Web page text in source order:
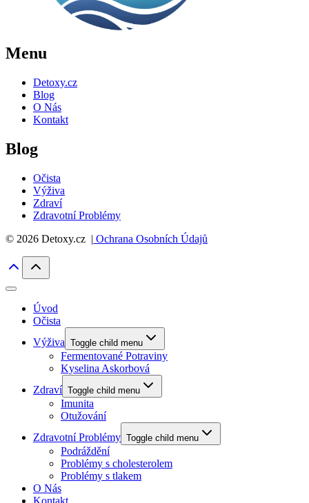
Menu
Detoxy.cz
Blog
O Nás
Kontakt
Blog
Očista
Výživa
Zdraví
Zdravotní Problémy
© 2026 Detoxy.cz | Ochrana Osobních Údajů
Úvod
Očista
Výživa Toggle child menu
Fermentované Potraviny
Kyselina Askorbová
Zdraví Toggle child menu
Imunita
Otužování
Zdravotní Problémy Toggle child menu
Podráždění
Problémy s cholesterolem
Problémy s tlakem
O Nás